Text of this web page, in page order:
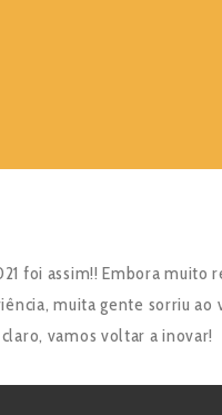
foi assim!! Embora
muita gente sorriu ao
vamos voltar a inovar!